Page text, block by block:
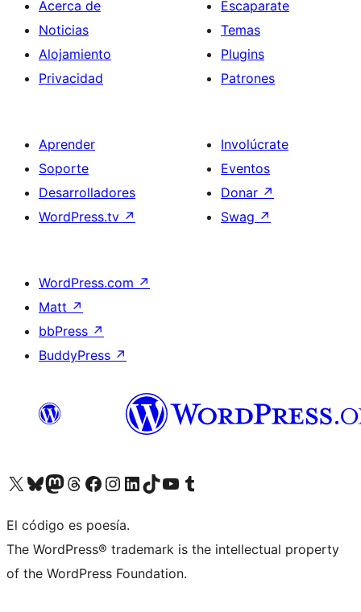
Acerca de
Noticias
Alojamiento
Privacidad
Escaparate
Temas
Plugins
Patrones
Aprender
Soporte
Desarrolladores
WordPress.tv ↗
Involúcrate
Eventos
Donar ↗
Swag ↗
WordPress.com ↗
Matt ↗
bbPress ↗
BuddyPress ↗
Visita nuestra cuenta de X (anteriormente Twitter)
Visita nuestra cuenta de Bluesky
Visita nuestra cuenta de Mastodon
Visita nuestra cuenta de Threads
Visita nuestra página de Facebook
Visita nuestra cuenta de Instagram
Visita nuestra cuenta de LinkedIn
Visita nuestra cuenta de TikTok
Visita nuestro canal de YouTube
Visita nuestra cuenta de Tumblr
El código es poesía.
The WordPress® trademark is the intellectual property
of the WordPress Foundation.